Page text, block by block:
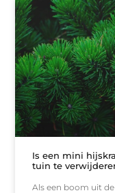
Is een mini
tuin te
Als een boom uit